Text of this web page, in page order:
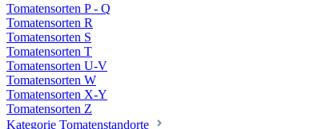
Tomatensorten P - Q
Tomatensorten R
Tomatensorten S
Tomatensorten T
Tomatensorten U-V
Tomatensorten W
Tomatensorten X-Y
Tomatensorten Z
Kategorie Tomatenstandorte